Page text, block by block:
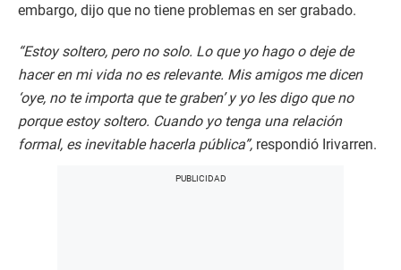
embargo, dijo que no tiene problemas en ser grabado.
“Estoy soltero, pero no solo. Lo que yo hago o deje de
hacer en mi vida no es relevante. Mis amigos me dicen
‘oye, no te importa que te graben’ y yo les digo que no
porque estoy soltero. Cuando yo tenga una relación
formal, es inevitable hacerla pública”, respondió Irivarren.